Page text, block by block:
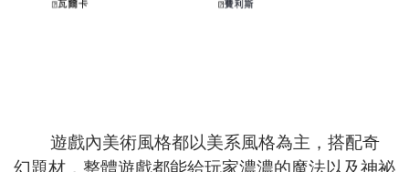
遊戲內美術風格都以美系風格為主，搭配奇
幻題材，整體遊戲都能給玩家濃濃的魔法以及神祕